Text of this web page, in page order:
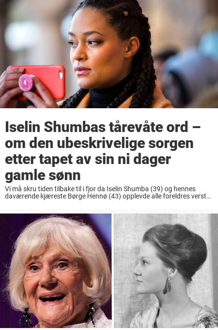
Iselin Shumbas tårevåte ord –
om den ubeskrivelige sorgen
etter tapet av sin ni dager
gamle sønn
Vi må skru tiden tilbake til i fjor da Iselin Shumba (39) og hennes
daværende kjæreste Børge Hennø (43) opplevde alle foreldres verste